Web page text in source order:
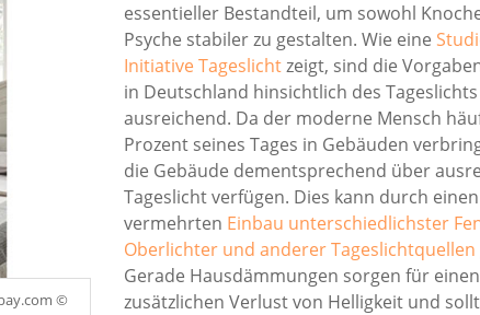
©
essentieller Bestandteil, um sowohl
Psyche stabiler zu gestalten. Wie eine
Initiative Tageslichtzeigt, sind die
in Deutschland hinsichtlich des
ausreichend. Da der moderne Mensch
Prozent seines Tages in Gebäuden
die Gebäude dementsprechend über
Tageslicht verfügen. Dies kann durch einen
vermehrten Einbau unterschiedlichster
Oberlichter und anderer Tageslichtquellen
Gerade Hausdämmungen sorgen für einen
zusätzlichen Verlust von Helligkeit und